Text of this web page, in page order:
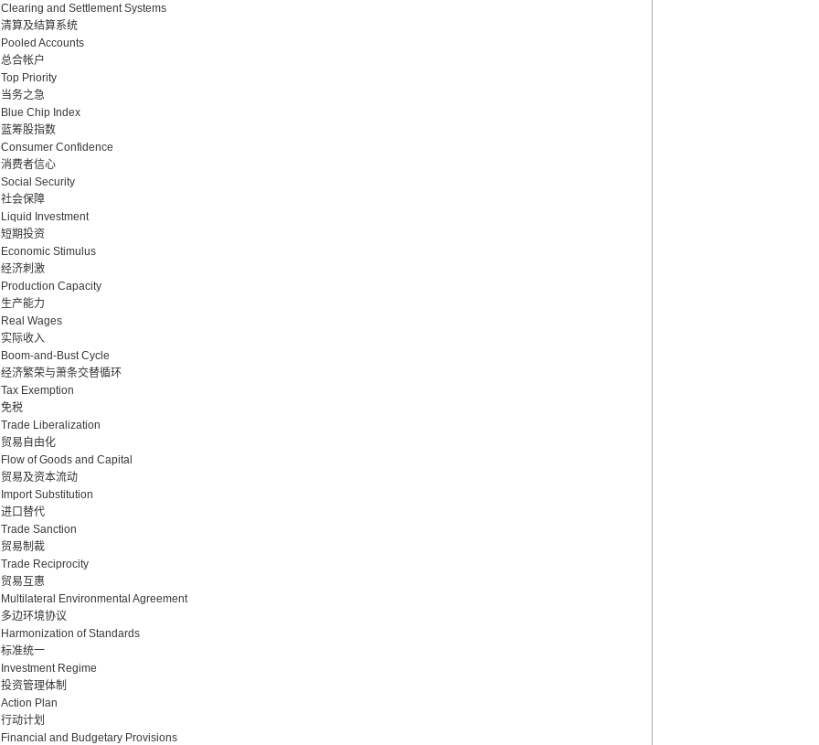
Clearing and Settlement Systems
清算及结算系统
Pooled Accounts
总合帐户
Top Priority
当务之急
Blue Chip Index
蓝筹股指数
Consumer Confidence
消费者信心
Social Security
社会保障
Liquid Investment
短期投资
Economic Stimulus
经济刺激
Production Capacity
生产能力
Real Wages
实际收入
Boom-and-Bust Cycle
经济繁荣与萧条交替循环
Tax Exemption
免税
Trade Liberalization
贸易自由化
Flow of Goods and Capital
贸易及资本流动
Import Substitution
进口替代
Trade Sanction
贸易制裁
Trade Reciprocity
贸易互惠
Multilateral Environmental Agreement
多边环境协议
Harmonization of Standards
标准统一
Investment Regime
投资管理体制
Action Plan
行动计划
Financial and Budgetary Provisions